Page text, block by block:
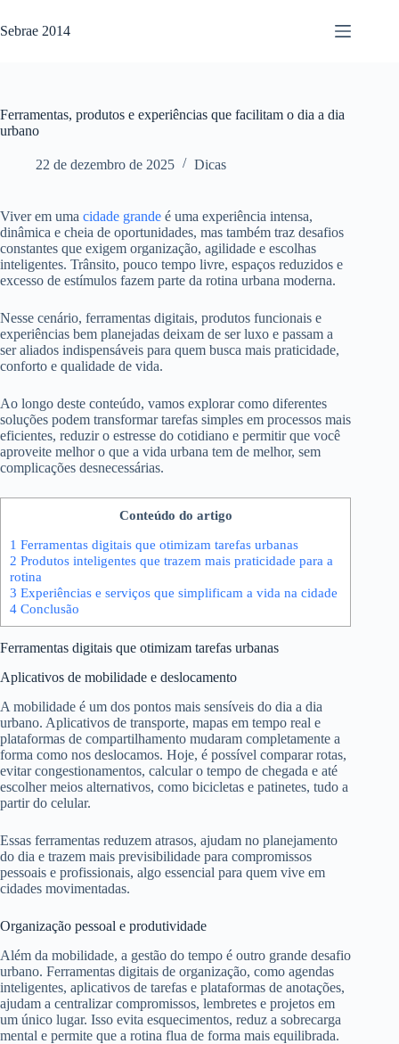
para
o
Sebrae 2014
Ferramentas, produtos e experiências que facilitam o dia a dia
urbano
22 de dezembro de 2025 Dicas
Viver em uma cidade grande é uma experiência intensa,
dinâmica e cheia de oportunidades, mas também traz desafios
constantes que exigem organização, agilidade e escolhas
inteligentes. Trânsito, pouco tempo livre, espaços reduzidos e
excesso de estímulos fazem parte da rotina urbana moderna.
Nesse cenário, ferramentas digitais, produtos funcionais e
experiências bem planejadas deixam de ser luxo e passam a
ser aliados indispensáveis para quem busca mais praticidade,
conforto e qualidade de vida.
Ao longo deste conteúdo, vamos explorar como diferentes
soluções podem transformar tarefas simples em processos mais
eficientes, reduzir o estresse do cotidiano e permitir que você
aproveite melhor o que a vida urbana tem de melhor, sem
complicações desnecessárias.
Conteúdo do artigo
1 Ferramentas digitais que otimizam tarefas urbanas
2 Produtos inteligentes que trazem mais praticidade para a
rotina
3 Experiências e serviços que simplificam a vida na cidade
4 Conclusão
Ferramentas digitais que otimizam tarefas urbanas
Aplicativos de mobilidade e deslocamento
A mobilidade é um dos pontos mais sensíveis do dia a dia
urbano. Aplicativos de transporte, mapas em tempo real e
plataformas de compartilhamento mudaram completamente a
forma como nos deslocamos. Hoje, é possível comparar rotas,
evitar congestionamentos, calcular o tempo de chegada e até
escolher meios alternativos, como bicicletas e patinetes, tudo a
partir do celular.
Essas ferramentas reduzem atrasos, ajudam no planejamento
do dia e trazem mais previsibilidade para compromissos
pessoais e profissionais, algo essencial para quem vive em
cidades movimentadas.
Organização pessoal e produtividade
Além da mobilidade, a gestão do tempo é outro grande desafio
urbano. Ferramentas digitais de organização, como agendas
inteligentes, aplicativos de tarefas e plataformas de anotações,
ajudam a centralizar compromissos, lembretes e projetos em
um único lugar. Isso evita esquecimentos, reduz a sobrecarga
mental e permite que a rotina flua de forma mais equilibrada.